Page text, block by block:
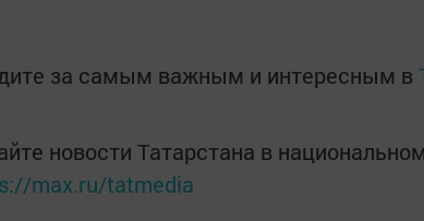
за самым важным и интересным в
новости Татарстана в
max.ru/tatmedia